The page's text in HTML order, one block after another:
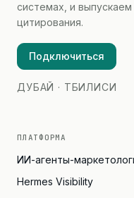
системах, и
цитирования.
Подключиться
ДУБАЙ · ТБИЛИСИ
ПЛАТФОРМА
ИИ-агенты-
Hermes Visibility